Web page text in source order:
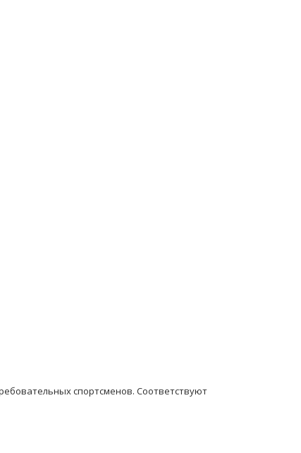
спортсменов. Соответствуют